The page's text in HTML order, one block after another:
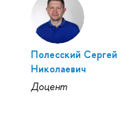
Полесский Сергей
Николаевич
Доцент